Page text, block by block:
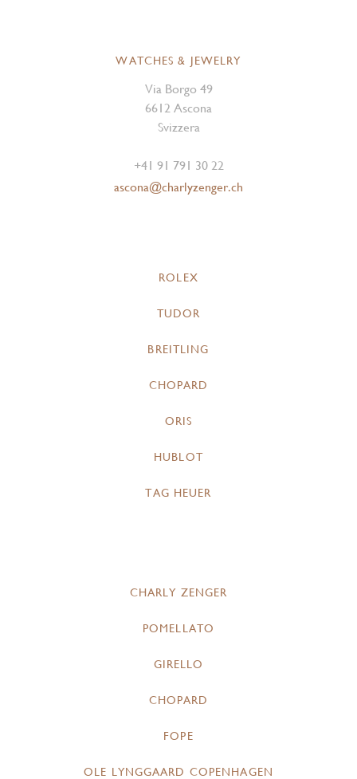
WATCHES & JEWELRY
Via Borgo 49
6612 Ascona
Svizzera
+41 91 791 30 22
ascona@charlyzenger.ch
ROLEX
TUDOR
BREITLING
CHOPARD
ORIS
HUBLOT
TAG HEUER
CHARLY ZENGER
POMELLATO
GIRELLO
CHOPARD
FOPE
OLE LYNGGAARD COPENHAGEN